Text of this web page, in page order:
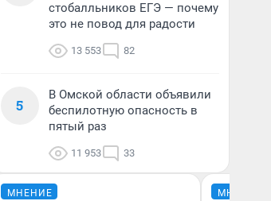
стобалльников ЕГЭ — почему
это не повод для радости
13 553 82
5
В Омской области объявили
беспилотную опасность в
пятый раз
11 953 33
МНЕНИЕ МНЕНИЕ